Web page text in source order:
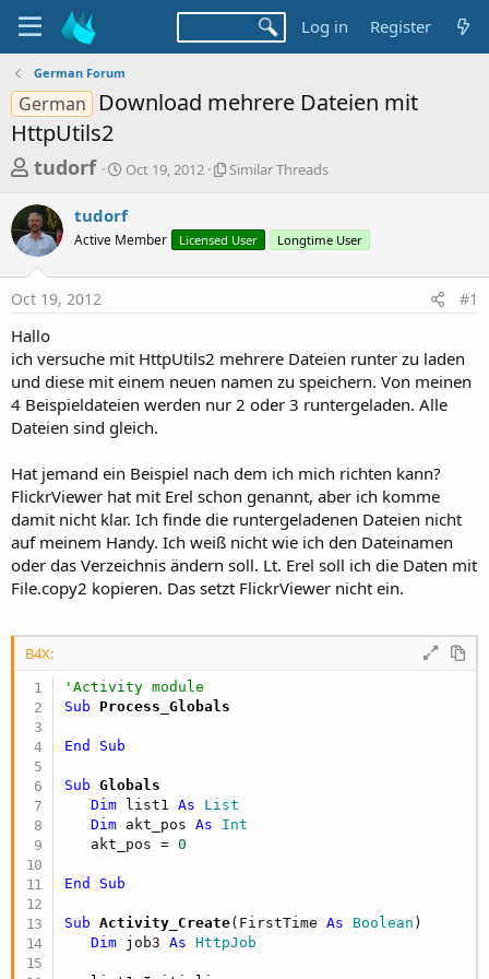
Log in Register
German Forum
German
Download mehrere Dateien mit
HttpUtils2
T
r
e
a
d
s
t
a
r
t
e
r
tudorf
S
r
t
a
Oct 19, 2012
S
r
e
a
d
Similar Threads
tudorf
Active Member Licensed User Longtime User
Oct 19, 2012 #1
Hallo
ich versuche mit HttpUtils2 mehrere Dateien runter zu laden
und diese mit einem neuen namen zu speichern. Von meinen
4 Beispieldateien werden nur 2 oder 3 runtergeladen. Alle
Dateien sind gleich.
Hat jemand ein Beispiel nach dem ich mich richten kann?
FlickrViewer hat mit Erel schon genannt, aber ich komme
damit nicht klar. Ich finde die runtergeladenen Dateien nicht
auf meinem Handy. Ich weiß nicht wie ich den Dateinamen
oder das Verzeichnis ändern soll. Lt. Erel soll ich die Daten mit
File.copy2 kopieren. Das setzt FlickrViewer nicht ein.
B4X:
'Activity module
Sub Process_Globals
End Sub
Sub Globals
Dim list1 As List
Dim akt_pos As Int
   akt_pos =
0
End Sub
Sub Activity_Create(FirstTime As Boolean )
Dim job3 As HttpJob